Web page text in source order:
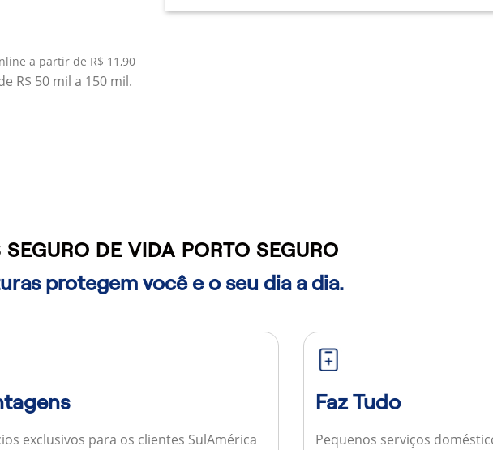
a partir de R$ 11,90
R$ 50 mil a 150 mil.
DE VIDA PORTO SEGURO
protegem você e o seu dia a dia.
exclusivos para os clientes SulAmérica
Faz Tudo
Pequenos serviços